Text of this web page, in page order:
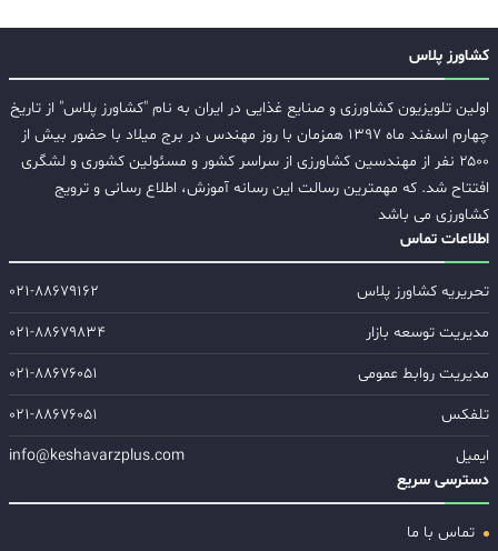
کشاورز پلاس
اولین تلویزیون کشاورزی و صنایع غذایی در ایران به نام "کشاورز پلاس" از تاریخ
چهارم اسفند ماه ۱۳۹۷ همزمان با روز مهندس در برج میلاد با حضور بیش از
۲۵۰۰ نفر از مهندسین کشاورزی از سراسر کشور و مسئولین کشوری و لشگری
افتتاح شد. که مهمترین رسالت این رسانه آموزش، اطلاع رسانی و ترویج
کشاورزی می باشد
اطلاعات تماس
تحریریه کشاورز پلاس
۰۲۱-۸۸۶۷۹۱۶۲
مدیریت توسعه بازار
۰۲۱-۸۸۶۷۹۸۳۴
مدیریت روابط عمومی
۰۲۱-۸۸۶۷۶۰۵۱
تلفکس
۰۲۱-۸۸۶۷۶۰۵۱
ایمیل
info@keshavarzplus.com
دسترسی سریع
تماس با ما